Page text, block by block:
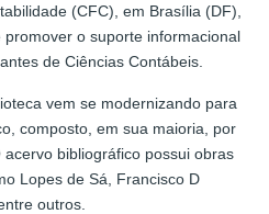
(CFC), em Brasília (DF),
o suporte informacional
de Ciências Contábeis.
vem se modernizando para
composto, em sua maioria, por
bibliográfico possui obras
Lopes de Sá, Francisco D
outros.